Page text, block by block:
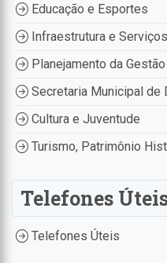
Educação e Esportes
Infraestrutura e
Planejamento da Gestão
Secretaria Municipal de
Cultura e Juventude
Turismo, Patrimônio
Telefones
Telefones Úteis